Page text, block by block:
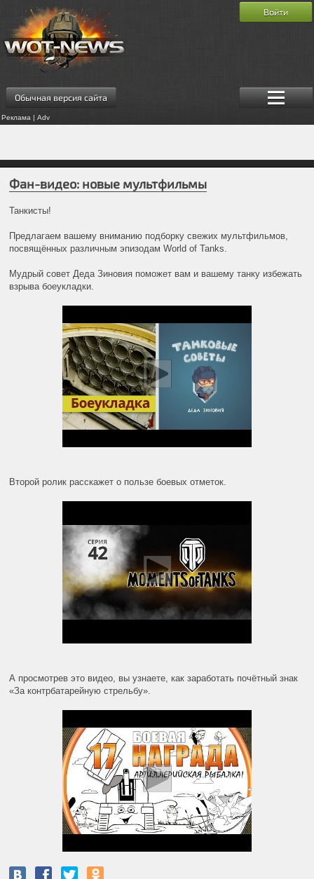
Обычная версия сайта
Реклама | Adv
Войти
Фан-видео: новые мультфильмы
Танкисты!
Предлагаем вашему вниманию подборку свежих мультфильмов,
посвящённых различным эпизодам World of Tanks.
Мудрый совет Деда Зиновия поможет вам и вашему танку избежать
взрыва боеукладки.
Второй ролик расскажет о пользе боевых отметок.
А просмотрев это видео, вы узнаете, как заработать почётный знак
«За контрбатарейную стрельбу».